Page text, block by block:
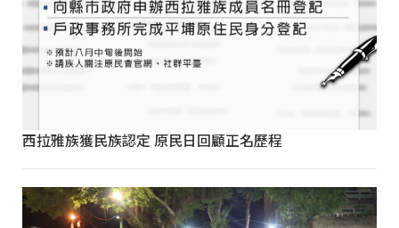
西拉雅族獲民族認定 原民日回顧正名歷程